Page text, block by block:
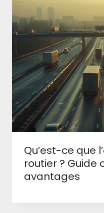
Qu’est-ce que
routier ? Guide
avantages